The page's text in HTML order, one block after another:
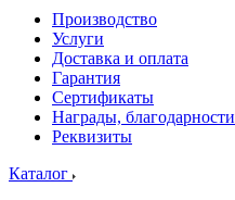
Производство
Услуги
Доставка и оплата
Гарантия
Сертификаты
Награды, благодарности
Реквизиты
Каталог